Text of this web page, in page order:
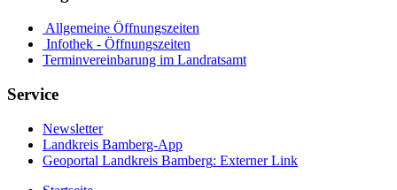
Allgemeine Öffnungszeiten
Infothek - Öffnungszeiten
Terminvereinbarung im Landratsamt
Service
Newsletter
Landkreis Bamberg-App
Geoportal Landkreis Bamberg: Externer Link